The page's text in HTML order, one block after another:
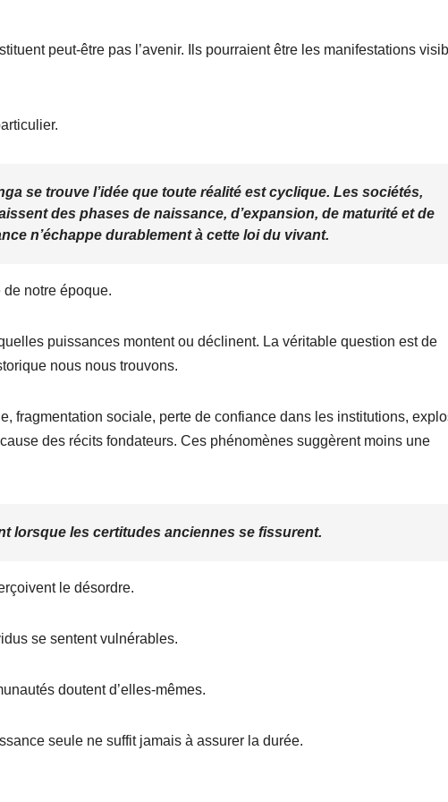
peut-être pas l’avenir. Ils pourraient être les manifestations
se trouve l’idée que toute réalité est cyclique. Les sociétés,
des phases de naissance, d’expansion, de maturité et de
n’échappe durablement à cette loi du vivant.
notre époque.
puissances montent ou déclinent. La véritable question est de
nous nous trouvons.
fragmentation sociale, perte de confiance dans les institutions,
des récits fondateurs. Ces phénomènes suggèrent moins une
lorsque les certitudes anciennes se fissurent.
le désordre.
se sentent vulnérables.
doutent d’elles-mêmes.
seule ne suffit jamais à assurer la durée.